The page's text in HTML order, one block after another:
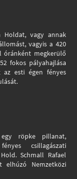
Holdat, vagy annak
vagyis a 420
óránként megkerülő
fokos pályahajlása
az esti égen fényes
röpke pillanat,
csillagászati
Schmall Rafael
Nemzetközi